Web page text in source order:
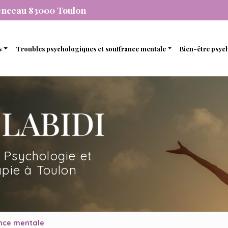
83000 Toulon
ligne avec une psychopraticienne
Troubles psychologiques et souffrance mentale
Dépendance
Bien-être
Estime de
et
à Toulon
mentale